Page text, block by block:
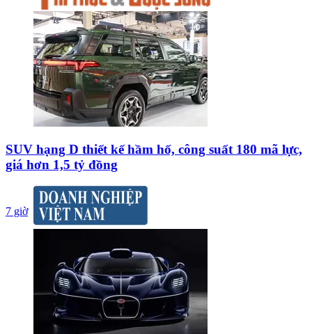
SUV hạng D thiết kế hầm hố, công suất 180 mã lực,
giá hơn 1,5 tỷ đồng
7 giờ